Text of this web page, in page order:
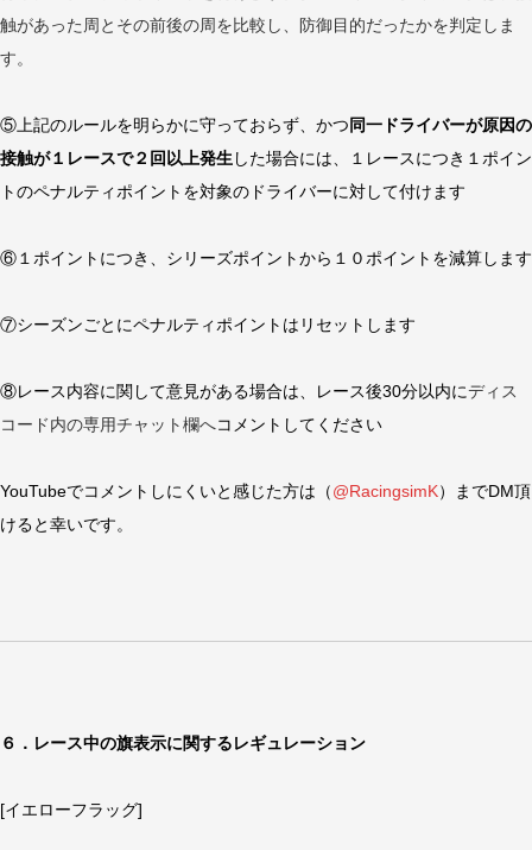
触があった周とその前後の周を比較し、防御目的だったかを判定しま
す。
⑤上記のルールを明らかに守っておらず、かつ同一ドライバーが原因の
接触が１レースで２回以上発生 した場合には、１レースにつき１ポイン
トのペナルティポイントを対象のドライバーに対して付けます
⑥１ポイントにつき、シリーズポイントから１０ポイントを減算します
⑦シーズンごとにペナルティポイントはリセットします
⑧レース内容に関して意見がある場合は、レース後30分以内にディス
コード内の専用チャット欄へコメントしてください
YouTubeでコメントしにくいと感じた方は（@RacingsimK）までDM頂
けると幸いです。
６．レース中の旗表示に関するレギュレーション
[イエローフラッグ]